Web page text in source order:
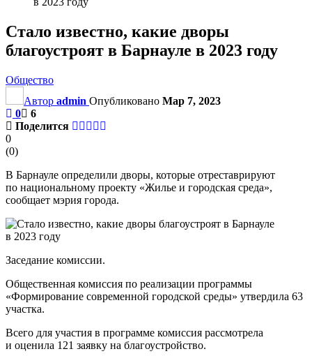
Стало известно, какие дворы
благоустроят в Барнауле в 2023 году
Общество
Автор admin Опубликовано Мар 7, 2023
0
6
Поделится
0
(0)
В Барнауле определили дворы, которые отреставрируют
по национальному проекту «Жилье и городская среда»,
сообщает мэрия города.
Заседание комиссии.
Общественная комиссия по реализации программы
«Формирование современной городской среды» утвердила 63
участка.
Всего для участия в программе комиссия рассмотрела
и оценила 121 заявку на благоустройство.